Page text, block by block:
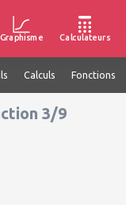
Graphisme Calculateurs
Calculs Fonctions
3/9